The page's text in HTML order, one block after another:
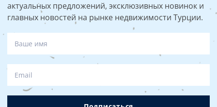
актуальных предложений, эксклюзивных новинок и
главных новостей на рынке недвижимости Турции.